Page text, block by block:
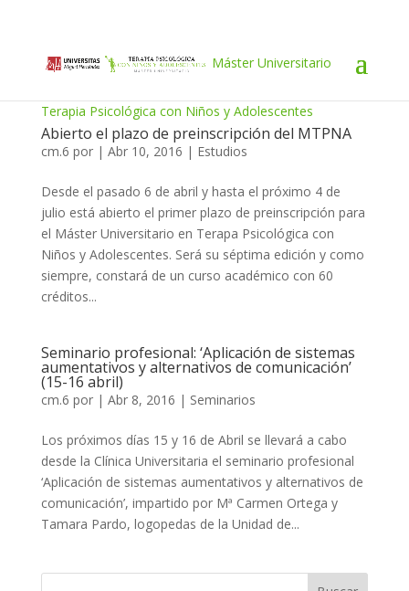
Máster Universitario
Terapia Psicológica con Niños y Adolescentes
Abierto el plazo de preinscripción del MTPNA
cm.6 por | Abr 10, 2016 | Estudios
Desde el pasado 6 de abril y hasta el próximo 4 de
julio está abierto el primer plazo de preinscripción para
el Máster Universitario en Terapa Psicológica con
Niños y Adolescentes. Será su séptima edición y como
siempre, constará de un curso académico con 60
créditos...
Seminario profesional: ‘Aplicación de sistemas
aumentativos y alternativos de comunicación’
(15-16 abril)
cm.6 por | Abr 8, 2016 | Seminarios
Los próximos días 15 y 16 de Abril se llevará a cabo
desde la Clínica Universitaria el seminario profesional
‘Aplicación de sistemas aumentativos y alternativos de
comunicación’, impartido por Mª Carmen Ortega y
Tamara Pardo, logopedas de la Unidad de...